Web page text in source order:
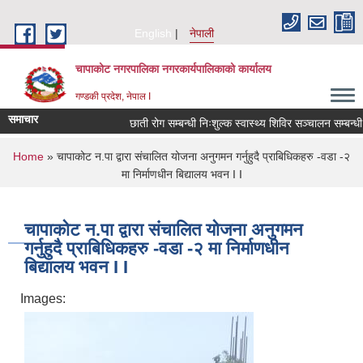
English
नेपाली
चापाकोट नगरपालिका नगरकार्यपालिकाको कार्यालय
गण्डकी प्रदेश, नेपाल I
समाचार छाती रोग सम्बन्धी निःशुल्क स्वास्थ्य शिविर सञ्चालन सम्बन्धी
You are here
Home » चापाकोट न.पा द्वारा संचालित योजना अनुगमन गर्नुहुदै प्राबिधिकहरु -वडा -२
मा निर्माणधीन बिद्यालय भवन I I
चापाकोट न.पा द्वारा संचालित योजना अनुगमन
गर्नुहुदै प्राबिधिकहरु -वडा -२ मा निर्माणधीन
बिद्यालय भवन I I
Images: